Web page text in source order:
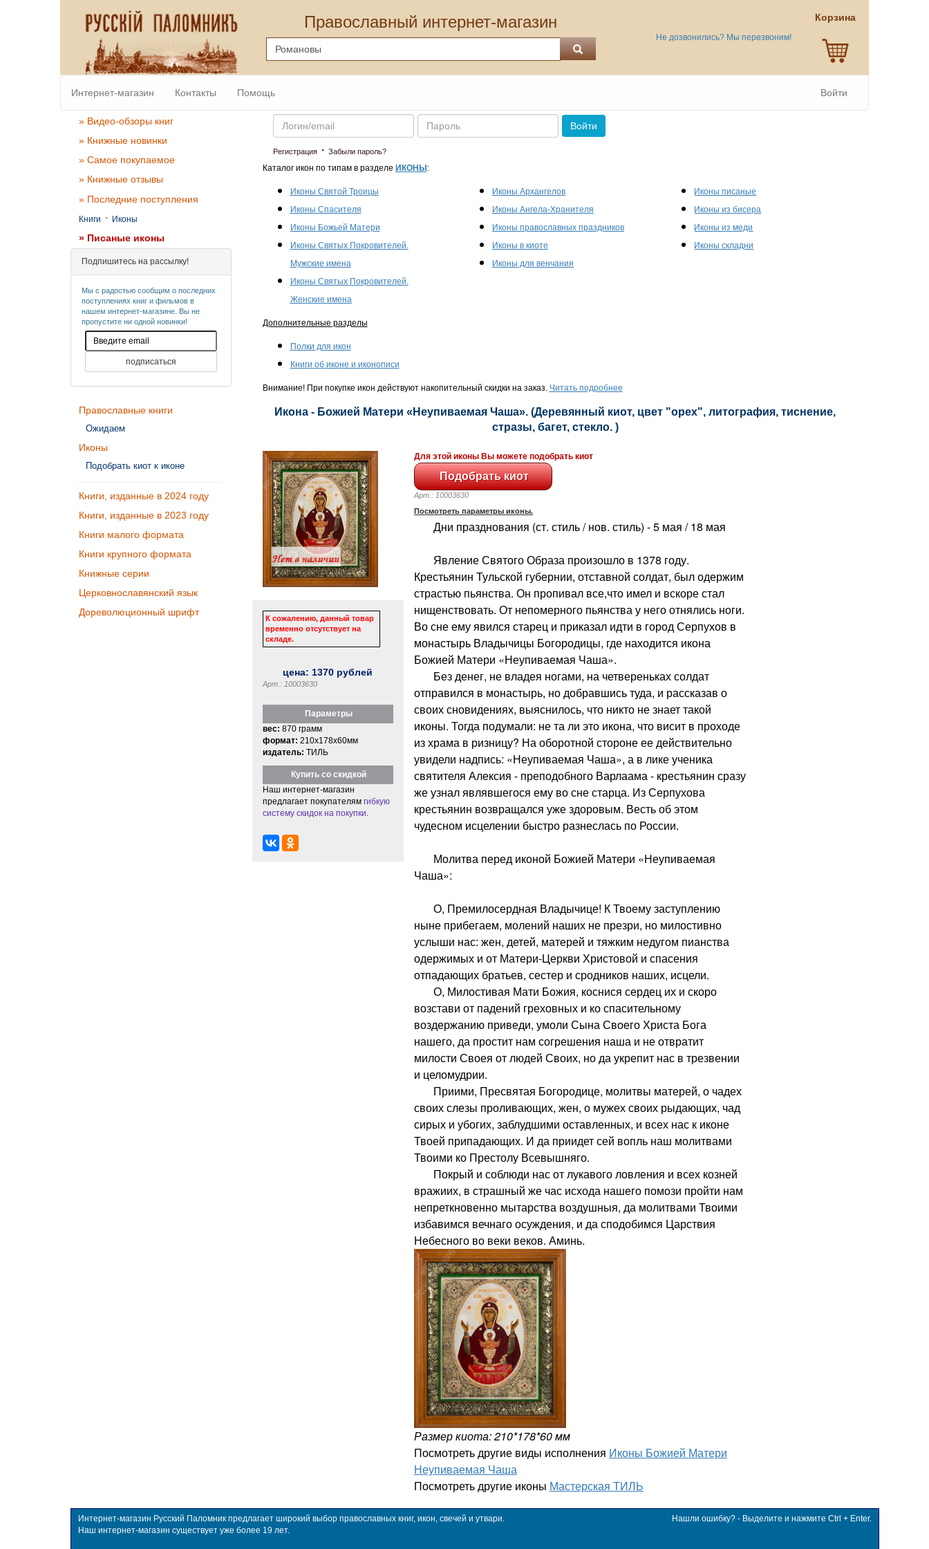
Православный интернет-магазин
Не дозвонились? Мы перезвоним!
Корзина
Интернет-магазин Контакты Помощь Войти
» Видео-обзоры книг
» Книжные новинки
» Самое покупаемое
» Книжные отзывы
» Последние поступления
Книги · Иконы
» Писаные иконы
Подпишитесь на рассылку!
Мы с радостью сообщим о последних
поступлениях книг и фильмов в
нашем интернет-магазине. Вы не
пропустите ни одной новинки!
Православные книги
Ожидаем
Иконы
Подобрать киот к иконе
Книги, изданные в 2024 году
Книги, изданные в 2023 году
Книги малого формата
Книги крупного формата
Книжные серии
Церковнославянский язык
Дореволюционный шрифт
Email Пароль
Войти
Регистрация· Забыли пароль?
Каталог икон по типам в разделе ИКОНЫ :
Иконы Святой Троицы
Иконы Спасителя
Иконы Божьей Матери
Иконы Святых Покровителей.
Мужские имена
Иконы Святых Покровителей.
Женские имена
Иконы Архангелов
Иконы Ангела-Хранителя
Иконы православных праздников
Иконы в киоте
Иконы для венчания
Иконы писаные
Иконы из бисера
Иконы из меди
Иконы складни
Дополнительные разделы
Полки для икон
Книги об иконе и иконописи
Внимание! При покупке икон действуют накопительный скидки на заказ. Читать подробнее
Икона - Божией Матери «Неупиваемая Чаша». (Деревянный киот, цвет "орех", литография, тиснение,
стразы, багет, стекло. )
К сожалению, данный товар
временно отсутствует на
складе.
цена: 1370 рублей
Арт.: 10003630
Параметры
вес: 870 грамм
формат: 210x178x60мм
издатель: ТИЛЬ
Купить со скидкой
Наш интернет-магазин
предлагает покупателям гибкую
систему скидок на покупки
Для этой иконы Вы можете подобрать киот
Арт.: 10003630
Посмотреть параметры иконы.
Дни празднования (ст. стиль / нов. стиль) - 5 мая / 18 мая
Явление Святого Образа произошло в 1378 году.
Крестьянин Тульской губернии, отставной солдат, был одержим
страстью пьянства. Он пропивал все,что имел и вскоре стал
нищенствовать. От непомерного пьянства у него отнялись ноги.
Во сне ему явился старец и приказал идти в город Серпухов в
монастырь Владычицы Богородицы, где находится икона
Божией Матери «Неупиваемая Чаша».
Без денег, не владея ногами, на четвереньках солдат
отправился в монастырь, но добравшись туда, и рассказав о
своих сновидениях, выяснилось, что никто не знает такой
иконы. Тогда подумали: не та ли это икона, что висит в проходе
из храма в ризницу? На оборотной стороне ее действительно
увидели надпись: «Неупиваемая Чаша», а в лике ученика
святителя Алексия - преподобного Варлаама - крестьянин сразу
же узнал являвшегося ему во сне старца. Из Серпухова
крестьянин возвращался уже здоровым. Весть об этом
чудесном исцелении быстро разнеслась по России.
Молитва перед иконой Божией Матери «Неупиваемая
Чаша»:
О, Премилосердная Владычице! К Твоему заступлению
ныне прибегаем, молений наших не презри, но милостивно
услыши нас: жен, детей, матерей и тяжким недугом пианства
одержимых и от Матери-Церкви Христовой и спасения
отпадающих братьев, сестер и сродников наших, исцели.
О, Милостивая Мати Божия, коснися сердец их и скоро
возстави от падений греховных и ко спасительному
воздержанию приведи, умоли Сына Своего Христа Бога
нашего, да простит нам согрешения наша и не отвратит
милости Своея от людей Своих, но да укрепит нас в трезвении
и целомудрии.
Приими, Пресвятая Богородице, молитвы матерей, о чадех
своих слезы проливающих, жен, о мужех своих рыдающих, чад
сирых и убогих, заблудшими оставленных, и всех нас к иконе
Твоей припадающих. И да приидет сей вопль наш молитвами
Твоими ко Престолу Всевышняго.
Покрый и соблюди нас от лукавого ловления и всех козней
вражиих, в страшный же час исхода нашего помози пройти нам
непреткновенно мытарства воздушныя, да молитвами Твоими
избавимся вечнаго осуждения, и да сподобимся Царствия
Небесного во веки веков. Аминь.
Размер киота: 210*178*60 мм
Посмотреть другие виды исполнения Иконы Божией Матери
Неупиваемая Чаша
Посмотреть другие иконы Мастерская ТИЛЬ
Интернет-магазин Русский Паломник предлагает широкий выбор православных книг, икон, свечей и утвари.
Наш интернет-магазин существует уже более 19 лет.
Нашли ошибку? - Выделите и нажмите Ctrl + Enter.